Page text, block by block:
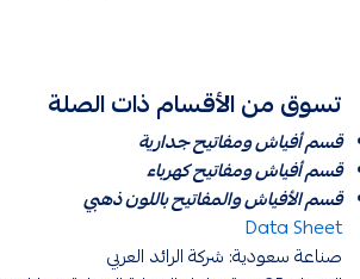
تسوق من الأقسام ذات الصلة
قسم أفياش ومفاتيح جدارية
قسم أفياش ومفاتيح كهرباء
قسم الأفياش والمفاتيح باللون ذهبي
Data Sheet
صناعة سعودية: شركة الرائد العربي